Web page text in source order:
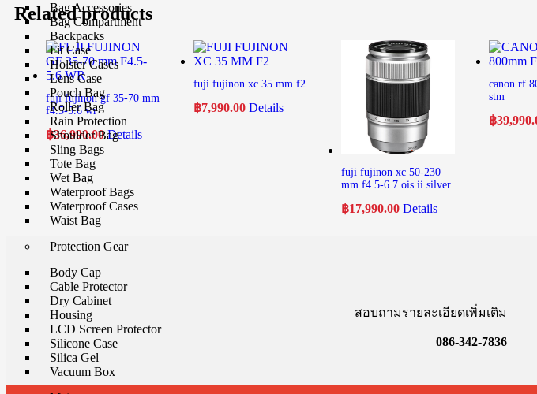
Bag Accessories
Bag Compartment
Backpacks
Fit Case
Holster Cases
Lens Case
Pouch Bag
Roller Bag
Rain Protection
Shoulder Bag
Sling Bags
Tote Bag
Wet Bag
Waterproof Bags
Waterproof Cases
Waist Bag
Protection Gear
Body Cap
Cable Protector
Dry Cabinet
Housing
LCD Screen Protector
Silicone Case
Silica Gel
Vacuum Box
Related products
fuji fujinon gf 35-70 mm
f4.5-5.6 wr
฿36,990.00 Details
fuji fujinon xc 35 mm f2
฿7,990.00 Details
fuji fujinon xc 50-230
mm f4.5-6.7 ois ii silver
฿17,990.00 Details
canon rf
stm
฿
สอบถามรายละเอียดเพิ่มเติม
086-342-7836